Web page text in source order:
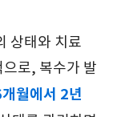
상태와 치료
로, 복수가 발
월에서 2년